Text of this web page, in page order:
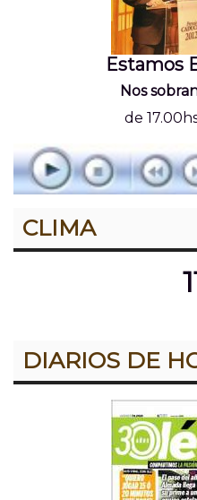
Estamos
Nos
de
CLIMA
DIARIOS DE